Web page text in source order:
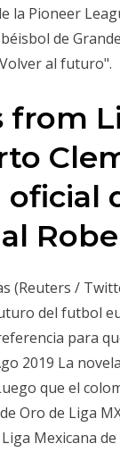
Pioneer
de
al futuro".
from
oficial
(Reuters /
del futbol
para
2019 La
que el
Oro de Liga
Mexicana